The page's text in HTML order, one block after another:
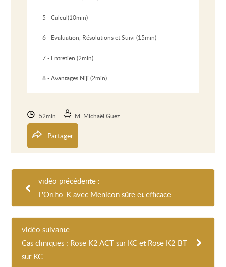
5 - Calcul(10min)
6 - Evaluation, Résolutions et Suivi (15min)
7 - Entretien (2min)
8 - Avantages Niji (2min)
52min M. Michaël Guez
Partager
vidéo précédente :
L'Ortho-K avec Menicon sûre et efficace
vidéo suivante :
Cas cliniques : Rose K2 ACT sur KC et Rose K2 BT
sur KC